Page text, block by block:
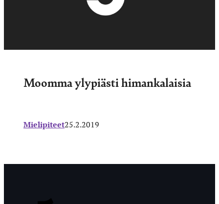
Moomma ylypiästi himankalaisia
Mielipiteet25.2.2019